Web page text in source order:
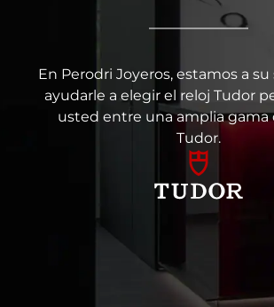
En Perodri Joyeros, estamos a su
ayudarle a elegir el reloj Tudor
usted entre una amplia gama
Tudor.
Artículo añadido al carrito.